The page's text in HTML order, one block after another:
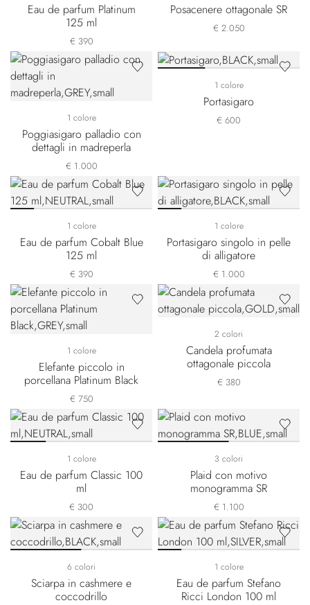
Eau de parfum Platinum
125 ml
€ 390
Posacenere ottagonale SR
€ 2.050
1 colore
Poggiasigaro palladio con
dettagli in madreperla
€ 1.000
1 colore
Portasigaro
€ 600
1 colore
Eau de parfum Cobalt Blue
125 ml
€ 390
1 colore
Portasigaro singolo in pelle
di alligatore
€ 1.000
1 colore
Elefante piccolo in
porcellana Platinum Black
€ 750
2 colori
Candela profumata
ottagonale piccola
€ 380
1 colore
Eau de parfum Classic 100
ml
€ 300
3 colori
Plaid con motivo
monogramma SR
€ 1.100
6 colori
Sciarpa in cashmere e
coccodrillo
1 colore
Eau de parfum Stefano
Ricci London 100 ml